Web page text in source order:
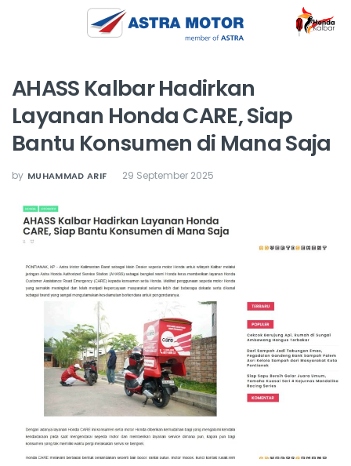
AHASS Kalbar Hadirkan
Layanan Honda CARE, Siap
Bantu Konsumen di Mana Saja
by MUHAMMAD ARIF 29 September 2025